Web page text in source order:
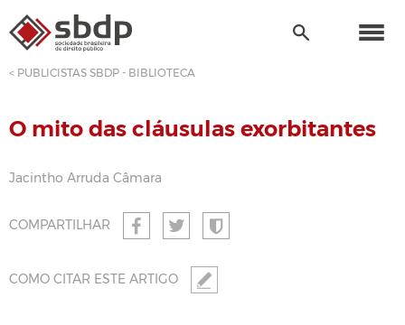
< PUBLICISTAS SBDP - BIBLIOTECA
O mito das cláusulas exorbitantes
COMPARTILHAR
Jacintho Arruda Câmara
COMO CITAR ESTE ARTIGO